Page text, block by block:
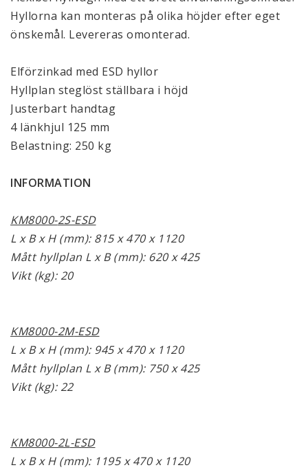
Hyllorna kan monteras på olika höjder efter eget
önskemål. Levereras omonterad.
Elförzinkad med ESD hyllor
Hyllplan steglöst ställbara i höjd
Justerbart handtag
4 länkhjul 125 mm
Belastning: 250 kg
INFORMATION
KM8000-2S-ESD
L x B x H (mm): 815 x 470 x 1120
Mått hyllplan L x B (mm): 620 x 425
Vikt (kg): 20
KM8000-2M-ESD
L x B x H (mm): 945 x 470 x 1120
Mått hyllplan L x B (mm): 750 x 425
Vikt (kg): 22
KM8000-2L-ESD
L x B x H (mm): 1195 x 470 x 1120